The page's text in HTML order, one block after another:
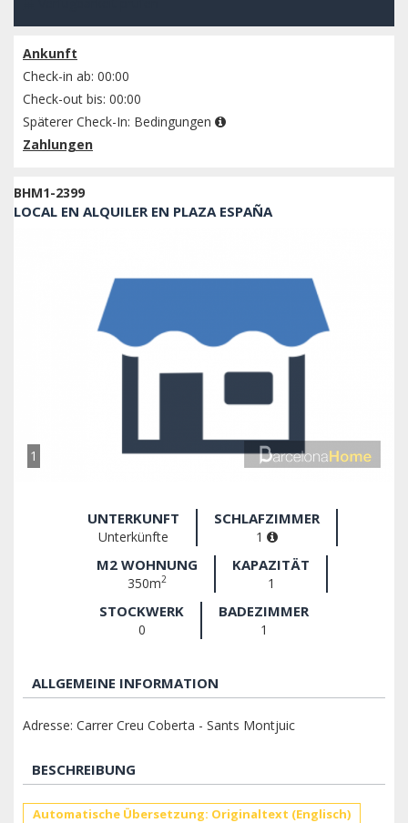
Ankunft
Check-in ab: 00:00
Check-out bis: 00:00
Späterer Check-In: Bedingungen
Zahlungen
BHM1-2399
LOCAL EN ALQUILER EN PLAZA ESPAÑA
1
UNTERKUNFT
Unterkünfte
SCHLAFZIMMER
1
M2 WOHNUNG
350m2
KAPAZITÄT
1
STOCKWERK
0
BADEZIMMER
1
ALLGEMEINE INFORMATION
Adresse: Carrer Creu Coberta - Sants Montjuic
BESCHREIBUNG
Automatische Übersetzung: Originaltext (Englisch)